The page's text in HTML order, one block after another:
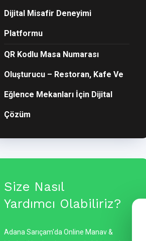
Dijital Misafir Deneyimi
Platformu
QR Kodlu Masa Numarası
Oluşturucu – Restoran, Kafe Ve
Eğlence Mekanları İçin Dijital
Çözüm
Size Nasıl
Yardımcı Olabiliriz?
Adana Sarıçam'da Online Manav &